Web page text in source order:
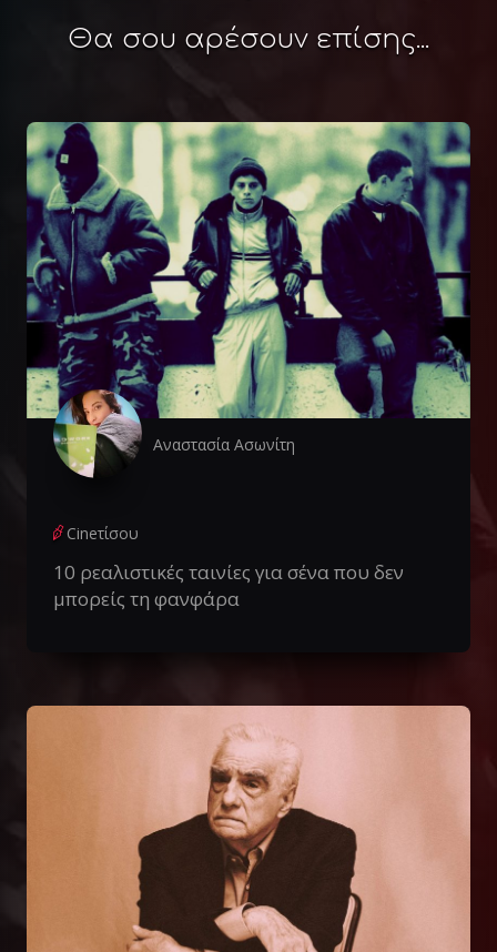
Θα σου αρέσουν επίσης...
Αναστασία Ασωνίτη
Cineτίσου
10 ρεαλιστικές ταινίες για σένα που δεν
μπορείς τη φανφάρα